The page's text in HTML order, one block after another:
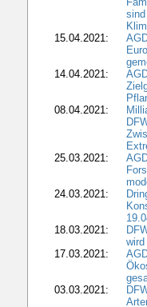
15.04.2021:
14.04.2021:
08.04.2021:
25.03.2021:
24.03.2021:
18.03.2021:
17.03.2021:
03.03.2021: